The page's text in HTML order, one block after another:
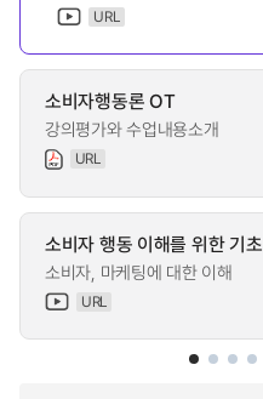
URL
소비자행동론 OT
강의평가와 수업내용소개
URL
소비자 행동 이해를 위한 기초
소비자, 마케팅에 대한 이해
URL